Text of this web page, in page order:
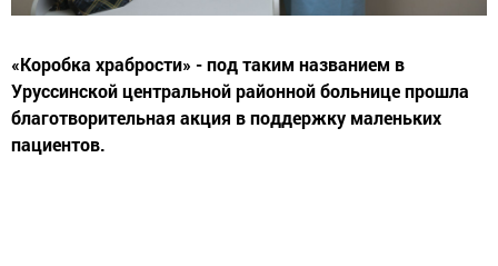
«Коробка храбрости» - под таким названием в
Уруссинской центральной районной больнице прошла
благотворительная акция в поддержку маленьких
пациентов.